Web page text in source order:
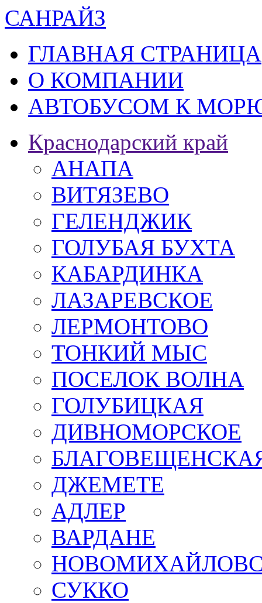
САНРАЙЗ
ГЛАВНАЯ СТРАНИЦА
О КОМПАНИИ
АВТОБУСОМ К МОРЮ
Краснодарский край
АНАПА
ВИТЯЗЕВО
ГЕЛЕНДЖИК
ГОЛУБАЯ БУХТА
КАБАРДИНКА
ЛАЗАРЕВСКОЕ
ЛЕРМОНТОВО
ТОНКИЙ МЫС
ПОСЕЛОК ВОЛНА
ГОЛУБИЦКАЯ
ДИВНОМОРСКОЕ
ДЖЕМЕТЕ
АДЛЕР
ВАРДАНЕ
СУККО